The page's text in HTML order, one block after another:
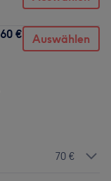
60 € Auswählen
70 €